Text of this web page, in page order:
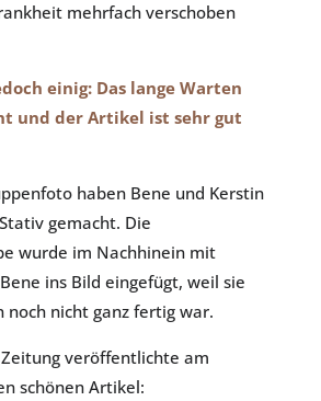
mehrfach verschoben
einig: Das lange Warten
und der Artikel ist sehr gut
haben Bene und Kerstin
gemacht. Die
wurde im Nachhinein mit
ins Bild eingefügt, weil sie
noch nicht ganz fertig war.
veröffentlichte am
schönen Artikel: